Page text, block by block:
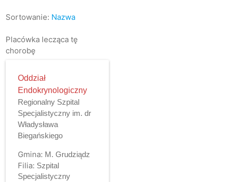
Sortowanie: Nazwa
Placówka lecząca tę
chorobę
Oddział
Endokrynologiczny
Regionalny Szpital
Specjalistyczny im. dr
Władysława
Biegańskiego
Gmina: M. Grudziądz
Filia: Szpital
Specjalistyczny